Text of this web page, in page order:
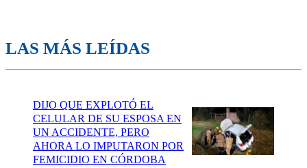
LAS MÁS LEÍDAS
DIJO QUE EXPLOTÓ EL
CELULAR DE SU ESPOSA EN
UN ACCIDENTE, PERO
AHORA LO IMPUTARON POR
FEMICIDIO EN CÓRDOBA